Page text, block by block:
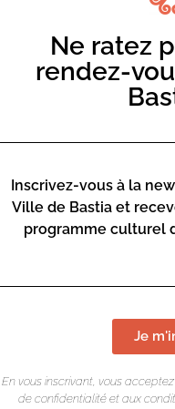
pour la
Debaye
Debaye
Ne ratez
rendez-
Inscrivez-vous à la
Ville de Bastia et
programme culturel
Je
En vous inscrivant, vous
de confidentialité et aux